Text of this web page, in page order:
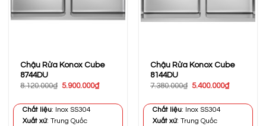
Chậu Rửa Konox Cube
8744DU
8.120.000₫ Giá
8.120.000₫.
5.900.000₫Giá
Chất liệu: Inox SS304
Xuất xứ: Trung Quốc
Chậu Rửa Konox Cube
8144DU
7.380.000₫ Giá
7.380.000₫.
5.400.000₫Giá
Chất liệu: Inox SS304
Xuất xứ: Trung Quốc